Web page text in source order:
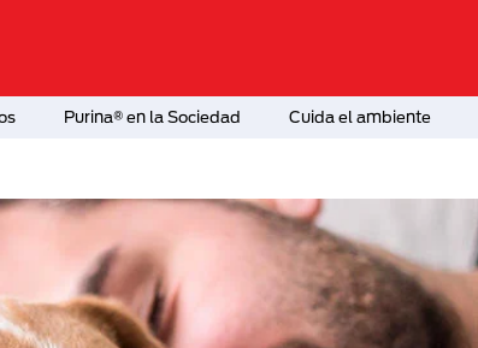
Purina® en la Sociedad Cuida el ambiente